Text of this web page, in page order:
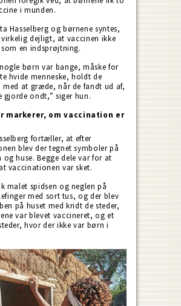
i munden.
Hasselberg og børnene syntes,
dejligt, at vaccinen ikke
en indsprøjtning.
børn var bange, måske for
hvide menneske, holdt de
at græde, når de fandt ud af,
gjorde ondt,” siger hun.
markerer, om vaccination er
fortæller, at efter
blev der tegnet symboler på
og huse. Begge dele var for at
vaccinationen var sket.
malet spidsen og neglen på
med sort tus, og der blev
på huset med kridt de steder,
var blevet vaccineret, og et
hvor der ikke var børn i